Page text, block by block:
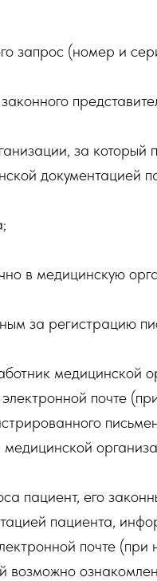
запрос (номер и
за который
документацией
в медицинскую
за регистрацию
медицинской
почте
пациент, его
пациента,
почте
возможно